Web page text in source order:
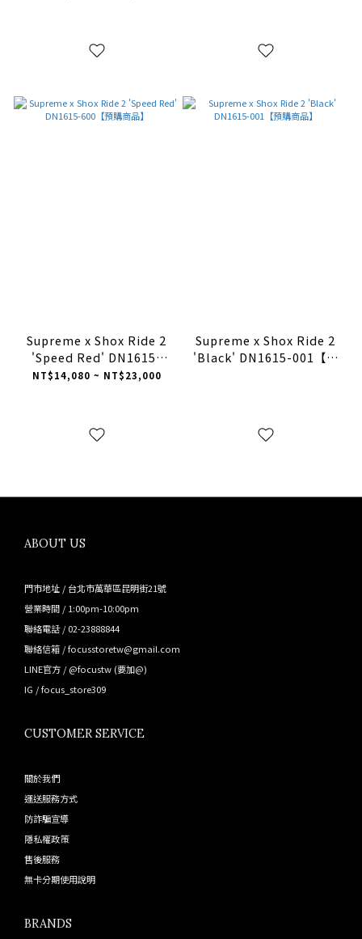
Supreme x Shox Ride 2
'Speed Red' DN1615-
600【預購商品】
NT$14,080 ~ NT$23,000
Supreme x Shox Ride 2
'Black' DN1615-001【預
ABOUT US
門市地址 / 台北市萬華區昆明街21號
營業時間 / 1:00pm-10:00pm
聯絡電話 / 02-23888844
聯絡信箱 / focusstoretw@gmail.com
LINE官方 / @focustw (要加@)
IG /focus_store309
CUSTOMER SERVICE
關於我們
運送服務方式
防詐騙宣導
隱私權政策
售後服務
無卡分期使用說明
BRANDS